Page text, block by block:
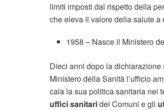
limiti imposti dal rispetto della
che eleva il valore della salute a
1958 – Nasce il Ministero
Dieci anni dopo la
Ministero della Sanità l’ufficio
cala la sua politica sanitaria nei
uffici sanitaridei Comuni e gli